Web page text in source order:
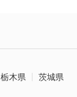
栃木県
茨城県